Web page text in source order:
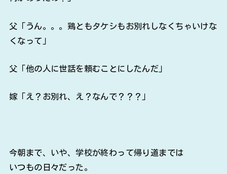
父「うん。。。鶏ともタケシもお別れしなくちゃいけな
くなって」
父「他の人に世話を頼むことにしたんだ」
嫁「え？お別れ、え？なんで？？？」
今朝まで、いや、学校が終わって帰り道までは
いつもの日々だった。